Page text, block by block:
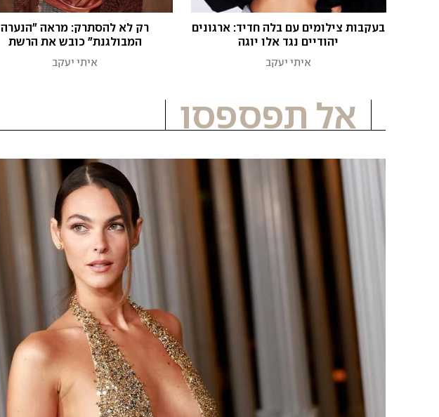
בעקבות צילומים עם בלה חדיד: ארגונים
יהודיים נגד אלו יוגה
איתי יעקב
רק לא להסתרק: מראה "הנערה
המבולגנת" כובש את הרשת
איתי יעקב
אל תפספסו